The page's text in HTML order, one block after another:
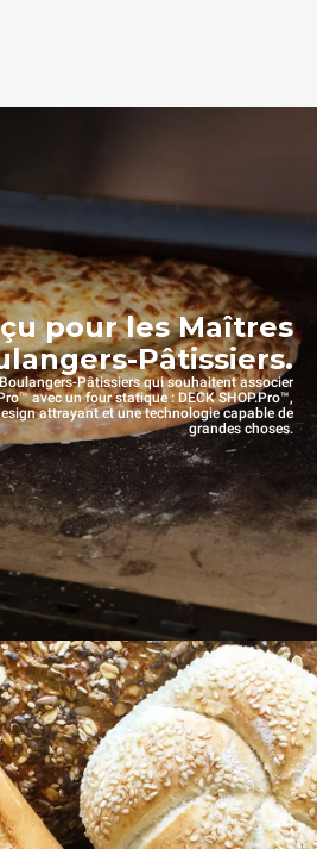
pour les Maîtres
Pâtissiers.
Pâtissiers qui souhaitent associer
avec un four statique : DECK SHOP.Pro™,
attrayant et une technologie capable de
grandes choses.